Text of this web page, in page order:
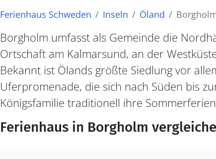
Ferienhaus Schweden Inseln Öland
Borgholm umfasst als Gemeinde die
Ortschaft am Kalmarsund, an der
Bekannt ist Ölands größte Siedlung vor
Uferpromenade, die sich nach Süden bis
Königsfamilie traditionell ihre
Ferienhaus in Borgholm